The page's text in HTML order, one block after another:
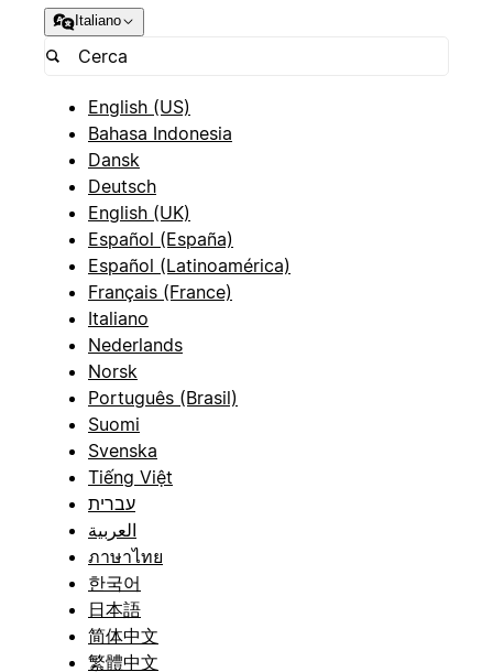
Italiano
English (US)
Bahasa Indonesia
Dansk
Deutsch
English (UK)
Español (España)
Español (Latinoamérica)
Français (France)
Italiano
Nederlands
Norsk
Português (Brasil)
Suomi
Svenska
Tiếng Việt
עברית
العربية
ภาษาไทย
한국어
日本語
简体中文
繁體中文